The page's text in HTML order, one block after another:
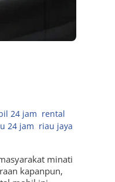
24 jam rental
24 jam riau jaya
minati
kapanpun,